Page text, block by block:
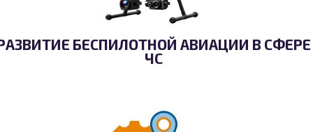
БЕСПИЛОТНОЙ АВИАЦИИ В СФЕРЕ
ЧС